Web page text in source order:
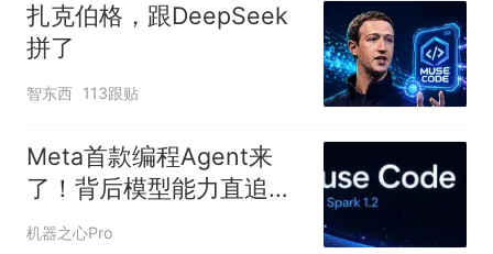
扎克伯格，跟DeepSeek
拼了
智东西 113跟贴
Meta首款编程Agent来
了！背后模型能力直追
Opus 5
机器之心Pro